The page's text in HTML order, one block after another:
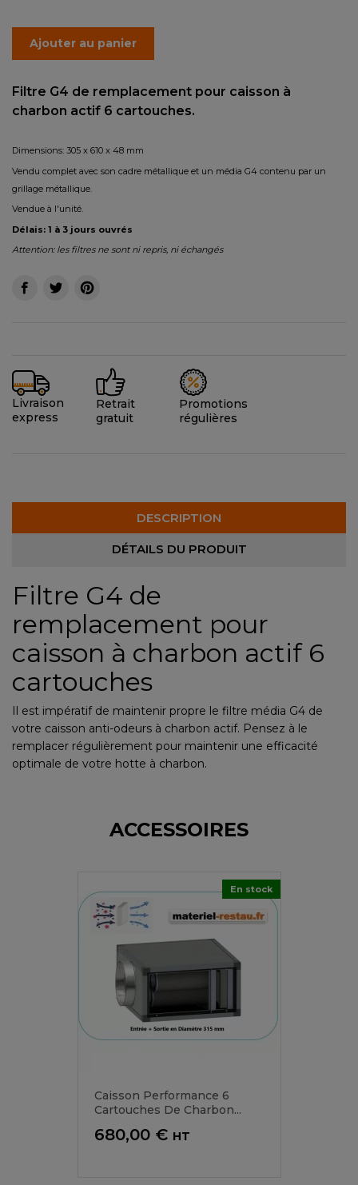
Ajouter au panier
Filtre G4 de remplacement pour caisson à
charbon actif 6 cartouches.
Dimensions: 305 x 610 x 48 mm
Vendu complet avec son cadre métallique et un média G4 contenu par un
grillage métallique.
Vendue à l'unité.
Délais: 1 à 3 jours ouvrés
Attention: les filtres ne sont ni repris, ni échangés
Livraison
express
Retrait
gratuit
Promotions
régulières
DESCRIPTION
DÉTAILS DU PRODUIT
Filtre G4 de
remplacement pour
caisson à charbon actif 6
cartouches
Il est impératif de maintenir propre le filtre média G4 de
votre caisson anti-odeurs à charbon actif. Pensez à le
remplacer régulièrement pour maintenir une efficacité
optimale de votre hotte à charbon.
ACCESSOIRES
Caisson Performance 6
Cartouches De Charbon...
Prix
680,00 € HT
En stock